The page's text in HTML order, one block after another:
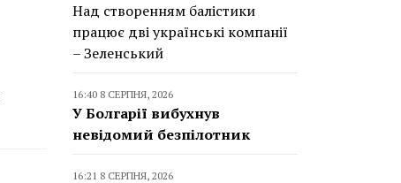
Над створенням балістики
працює дві українські компанії
– Зеленський
16:40 8 СЕРПНЯ, 2026
У Болгарії вибухнув
невідомий безпілотник
16:21 8 СЕРПНЯ, 2026